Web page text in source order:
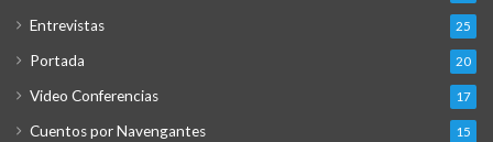
Entrevistas 25
Portada 20
Video Conferencias 17
Cuentos por Navengantes 15